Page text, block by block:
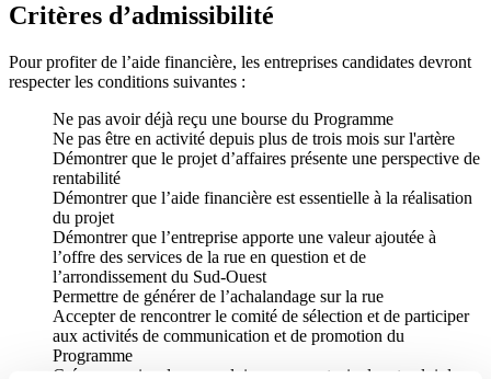
Critères d’admissibilité
Pour profiter de l’aide financière, les entreprises candidates devront
respecter les conditions suivantes :
Ne pas avoir déjà reçu une bourse du Programme
Ne pas être en activité depuis plus de trois mois sur l'artère
Démontrer que le projet d’affaires présente une perspective de
rentabilité
Démontrer que l’aide financière est essentielle à la réalisation
du projet
Démontrer que l’entreprise apporte une valeur ajoutée à
l’offre des services de la rue en question et de
l’arrondissement du Sud-Ouest
Permettre de générer de l’achalandage sur la rue
Accepter de rencontrer le comité de sélection et de participer
aux activités de communication et de promotion du
Programme